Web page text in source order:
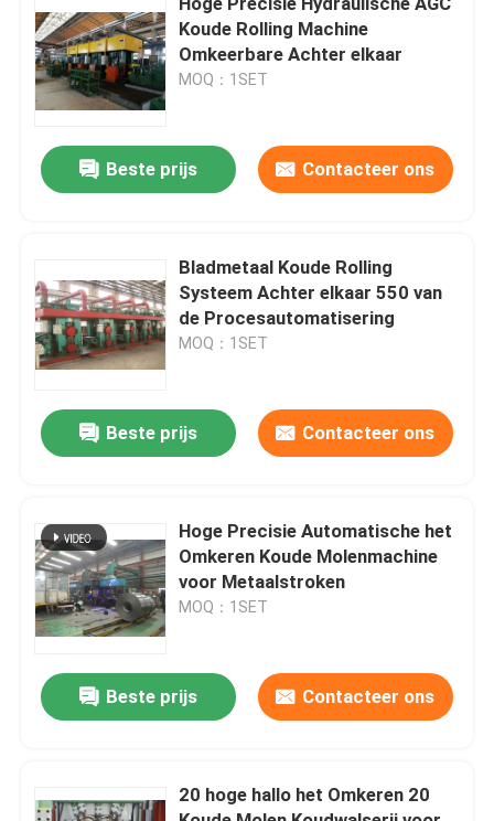
Huis
Ongeveer ons
Contacteer ons
Nieuws
Gevallen
Metaal dat Lijn scheurt
Precisie die Lijn scheurt
Koude Rolling Machine
Omkeerbare Achter elkaar
MOQ：1SET
Beste prijs Contacteer ons
Bladmetaal Koude Rolling
Systeem Achter elkaar 550 van
de Procesautomatisering
MOQ：1SET
Beste prijs Contacteer ons
Hoge Precisie Automatische het
Omkeren Koude Molenmachine
voor Metaalstroken
MOQ：1SET
Beste prijs Contacteer ons
20 hoge hallo het Omkeren 20